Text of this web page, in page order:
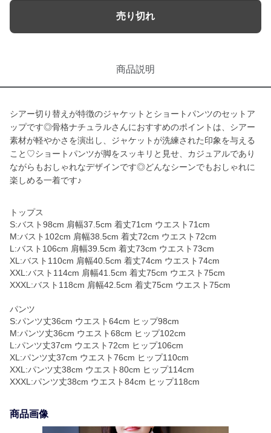
売り切れ
商品説明
シアー切り替えが特徴のジャケットとショートパンツのセットア
ップです◎骨格ナチュラルさんにおすすめのポイントは、シアー
素材が軽やかさを演出し、ジャケットが洗練された印象を与える
こと♡ショートパンツが脚をスッキリと見せ、カジュアルであり
ながらもおしゃれなデザインです◎どんなシーンでもおしゃれに
楽しめる一着です♪
トップス
S:バスト98cm 肩幅37.5cm 着丈71cm ウエスト71cm
M:バスト102cm 肩幅38.5cm 着丈72cm ウエスト72cm
L:バスト106cm 肩幅39.5cm 着丈73cm ウエスト73cm
XL:バスト110cm 肩幅40.5cm 着丈74cm ウエスト74cm
XXL:バスト114cm 肩幅41.5cm 着丈75cm ウエスト75cm
XXXL:バスト118cm 肩幅42.5cm 着丈75cm ウエスト75cm
パンツ
S:パンツ丈36cm ウエスト64cm ヒップ98cm
M:パンツ丈36cm ウエスト68cm ヒップ102cm
L:パンツ丈37cm ウエスト72cm ヒップ106cm
XL:パンツ丈37cm ウエスト76cm ヒップ110cm
XXL:パンツ丈38cm ウエスト80cm ヒップ114cm
XXXL:パンツ丈38cm ウエスト84cm ヒップ118cm
商品画像